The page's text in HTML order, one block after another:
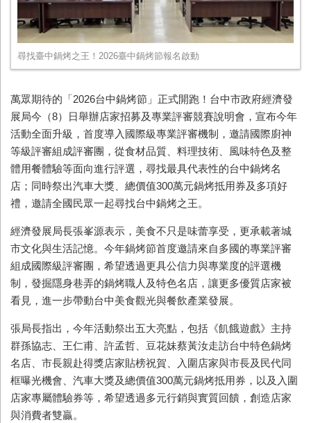
尋找臺中鍋烤之王！2026臺中鍋烤節報名啟動
萬眾期待的「2026台中鍋烤節」正式開跑！台中市政府經濟發
展局今（8）日舉辦店家招募及專業評審競賽說明會，宣布今年
活動全面升級，首度導入國際級專業評審機制，邀請國際廚神
等級評審組成評審團，從食材品質、料理技術、風味特色及整
體用餐體驗等面向進行評選，尋找最具代表性的台中鍋烤名
店；同時祭出汽車大獎、總價值300萬元鍋烤抵用券及多項好
禮，邀請全國民眾一起尋找台中鍋烤之王。
經濟發展局長張峯源表示，美食不只是味蕾享受，更承載著城
市文化與生活記憶。今年鍋烤節首度邀請來自多國的專業評審
組成國際級評審團，希望透過更具公信力與專業度的評選機
制，發掘隱身巷弄的鍋烤職人及特色名店，讓更多優質店家被
看見，進一步帶動台中美食觀光與餐飲產業發展。
張局長指出，今年活動祭出五大亮點，包括《飢餓遊戲》主持
群孫協志、王仁甫、許孟哲、豆花妹蔡黃汝走訪台中特色鍋烤
名店、市長親赴得獎店家貼榜祝賀、入圍店家與市長及民代同
框曝光機會、汽車大獎及總價值300萬元鍋烤抵用券，以及入圍
店家專屬體驗券等，希望透過多元行銷與實質回饋，創造店家
與消費者雙贏。